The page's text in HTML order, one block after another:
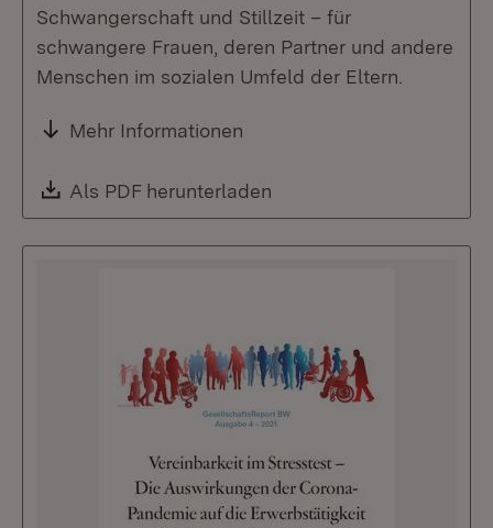
Schwangerschaft und Stillzeit – für
schwangere Frauen, deren Partner und andere
Menschen im sozialen Umfeld der Eltern.
Mehr Informationen
Download:
Als PDF herunterladen